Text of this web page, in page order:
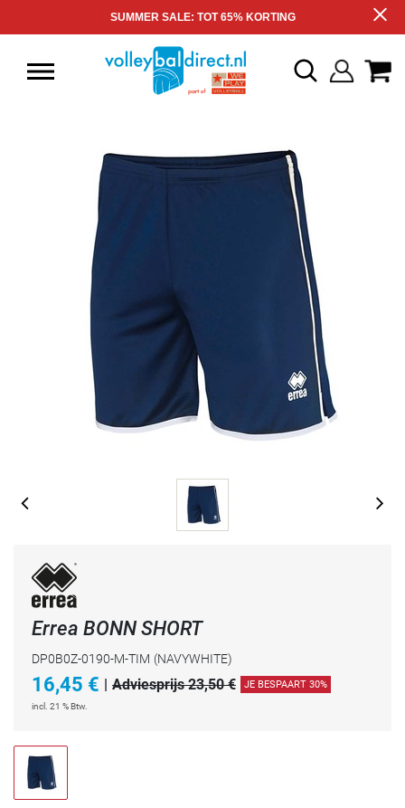
SUMMER SALE: TOT 65% KORTING
Errea BONN SHORT
DP0B0Z-0190-M-TIM (NAVYWHITE)
16,45 € | Adviesprijs 23,50 € JE BESPAART 30%
incl. 21 % Btw.